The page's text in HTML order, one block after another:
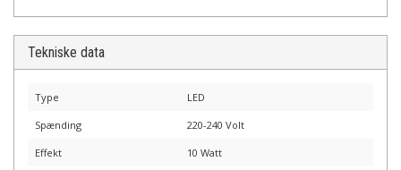
Tekniske data
Type LED
Spænding 220-240 Volt
Effekt 10 Watt